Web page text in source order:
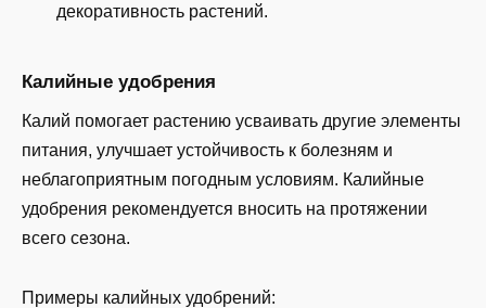
декоративность растений.
Калийные удобрения
Калий помогает растению усваивать другие элементы
питания, улучшает устойчивость к болезням и
неблагоприятным погодным условиям. Калийные
удобрения рекомендуется вносить на протяжении
всего сезона.
Примеры калийных удобрений: